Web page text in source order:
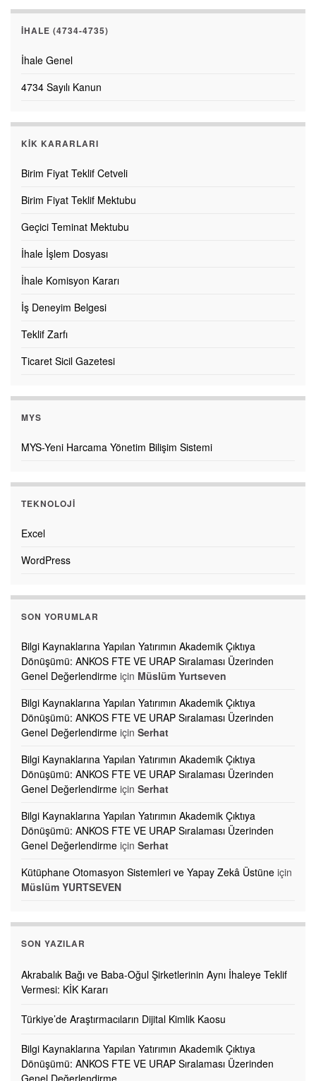
İHALE (4734-4735)
İhale Genel
4734 Sayılı Kanun
KİK KARARLARI
Birim Fiyat Teklif Cetveli
Birim Fiyat Teklif Mektubu
Geçici Teminat Mektubu
İhale İşlem Dosyası
İhale Komisyon Kararı
İş Deneyim Belgesi
Teklif Zarfı
Ticaret Sicil Gazetesi
MYS
MYS-Yeni Harcama Yönetim Bilişim Sistemi
TEKNOLOJI
Excel
WordPress
SON YORUMLAR
Bilgi Kaynaklarına Yapılan Yatırımın Akademik Çıktıya
Dönüşümü: ANKOS FTE VE URAP Sıralaması Üzerinden
Genel Değerlendirme için Müslüm Yurtseven
Bilgi Kaynaklarına Yapılan Yatırımın Akademik Çıktıya
Dönüşümü: ANKOS FTE VE URAP Sıralaması Üzerinden
Genel Değerlendirme için Serhat
Bilgi Kaynaklarına Yapılan Yatırımın Akademik Çıktıya
Dönüşümü: ANKOS FTE VE URAP Sıralaması Üzerinden
Genel Değerlendirme için Serhat
Bilgi Kaynaklarına Yapılan Yatırımın Akademik Çıktıya
Dönüşümü: ANKOS FTE VE URAP Sıralaması Üzerinden
Genel Değerlendirme için Serhat
Kütüphane Otomasyon Sistemleri ve Yapay Zekâ Üstüne için
Müslüm YURTSEVEN
SON YAZILAR
Akrabalık Bağı ve Baba-Oğul Şirketlerinin Aynı İhaleye Teklif
Vermesi: KİK Kararı
Türkiye’de Araştırmacıların Dijital Kimlik Kaosu
Bilgi Kaynaklarına Yapılan Yatırımın Akademik Çıktıya
Dönüşümü: ANKOS FTE VE URAP Sıralaması Üzerinden
Genel Değerlendirme